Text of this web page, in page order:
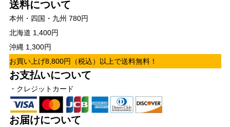
送料について
本州・四国・九州 780円
北海道 1,400円
沖縄 1,300円
お買い上げ8,800円（税込）以上で送料無料！
お支払いについて
・クレジットカード
お届けについて